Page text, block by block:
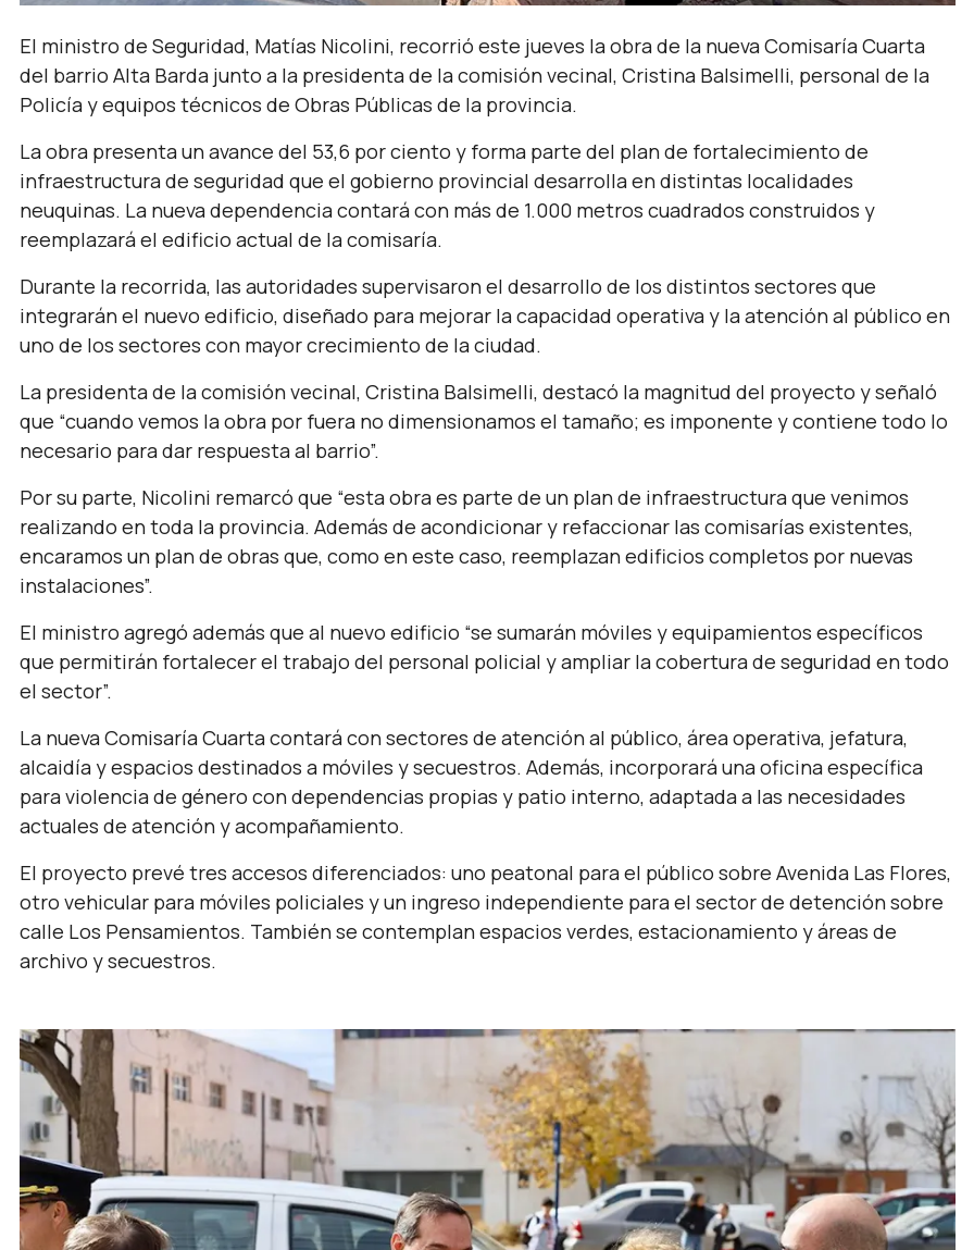
El ministro de Seguridad, Matías Nicolini, recorrió este jueves la obra de la nueva Comisaría Cuarta
del barrio Alta Barda junto a la presidenta de la comisión vecinal, Cristina Balsimelli, personal de la
Policía y equipos técnicos de Obras Públicas de la provincia.
La obra presenta un avance del 53,6 por ciento y forma parte del plan de fortalecimiento de
infraestructura de seguridad que el gobierno provincial desarrolla en distintas localidades
neuquinas. La nueva dependencia contará con más de 1.000 metros cuadrados construidos y
reemplazará el edificio actual de la comisaría.
Durante la recorrida, las autoridades supervisaron el desarrollo de los distintos sectores que
integrarán el nuevo edificio, diseñado para mejorar la capacidad operativa y la atención al público en
uno de los sectores con mayor crecimiento de la ciudad.
La presidenta de la comisión vecinal, Cristina Balsimelli, destacó la magnitud del proyecto y señaló
que “cuando vemos la obra por fuera no dimensionamos el tamaño; es imponente y contiene todo lo
necesario para dar respuesta al barrio”.
Por su parte, Nicolini remarcó que “esta obra es parte de un plan de infraestructura que venimos
realizando en toda la provincia. Además de acondicionar y refaccionar las comisarías existentes,
encaramos un plan de obras que, como en este caso, reemplazan edificios completos por nuevas
instalaciones”.
El ministro agregó además que al nuevo edificio “se sumarán móviles y equipamientos específicos
que permitirán fortalecer el trabajo del personal policial y ampliar la cobertura de seguridad en todo
el sector”.
La nueva Comisaría Cuarta contará con sectores de atención al público, área operativa, jefatura,
alcaidía y espacios destinados a móviles y secuestros. Además, incorporará una oficina específica
para violencia de género con dependencias propias y patio interno, adaptada a las necesidades
actuales de atención y acompañamiento.
El proyecto prevé tres accesos diferenciados: uno peatonal para el público sobre Avenida Las Flores,
otro vehicular para móviles policiales y un ingreso independiente para el sector de detención sobre
calle Los Pensamientos. También se contemplan espacios verdes, estacionamiento y áreas de
archivo y secuestros.